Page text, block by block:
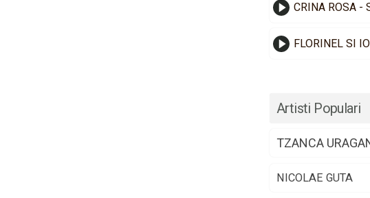
CRINA ROSA -
FLORINEL SI
Artisti Populari
TZANCA
NICOLAE GUTA